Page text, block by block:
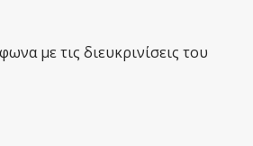
με τις διευκρινίσεις του